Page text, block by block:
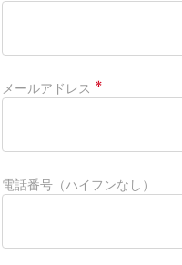
メールアドレス
電話番号（ハイフンなし）